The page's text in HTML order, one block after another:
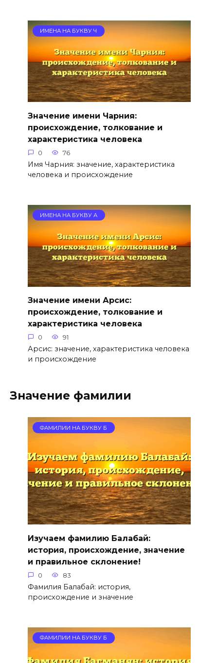
ИМЕНА НА БУКВУ Ч
Значение имени Чарния:
происхождение, толкование и
характеристика человека
0 76
Имя Чарния: значение, характеристика
человека и происхождение
ИМЕНА НА БУКВУ А
Значение имени Арсис:
происхождение, толкование и
характеристика человека
0 91
Арсис: значение, характеристика человека
и происхождение
Значение фамилии
ФАМИЛИИ НА БУКВУ Б
Изучаем фамилию Балабай:
история, происхождение, значение
и правильное склонение!
0 83
Фамилия Балабай: история,
происхождение и значение
ФАМИЛИИ НА БУКВУ Б